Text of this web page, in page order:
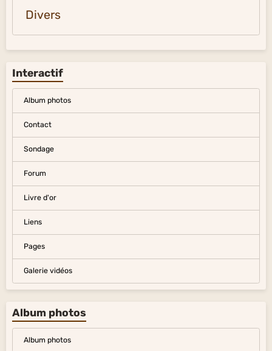
Divers
Interactif
Album photos
Contact
Sondage
Forum
Livre d'or
Liens
Pages
Galerie vidéos
Album photos
Album photos